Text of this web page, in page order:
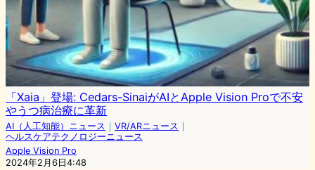
「Xaia」登場: Cedars-SinaiがAIとApple Vision Proで不安
やうつ病治療に革新
AI（人工知能）ニュース ｜ VR/ARニュース ｜
ヘルスケアテクノロジーニュース
Apple Vision Pro
2024年2月6日4:48